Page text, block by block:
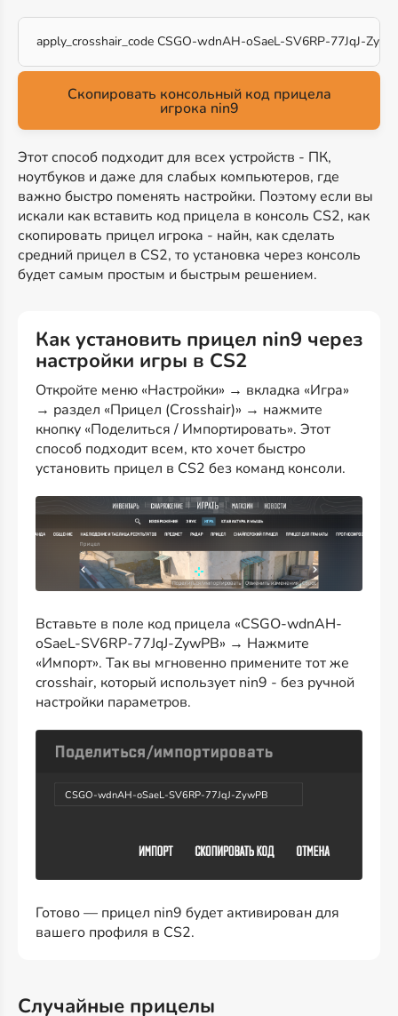
apply_crosshair_code CSGO-wdnAH-oSaeL-SV6RP-77JqJ-
Скопировать консольный код прицела
игрока nin9
Этот способ подходит для всех устройств - ПК,
ноутбуков и даже для слабых компьютеров, где
важно быстро поменять настройки. Поэтому если вы
искали как вставить код прицела в консоль CS2, как
скопировать прицел игрока - найн, как сделать
средний прицел в CS2, то установка через консоль
будет самым простым и быстрым решением.
Как установить прицел nin9 через
настройки игры в CS2
Откройте меню «Настройки» → вкладка «Игра»
→ раздел «Прицел (Crosshair)» → нажмите
кнопку «Поделиться / Импортировать». Этот
способ подходит всем, кто хочет быстро
установить прицел в CS2 без команд консоли.
Вставьте в поле код прицела «CSGO-wdnAH-
oSaeL-SV6RP-77JqJ-ZywPB» → Нажмите
«Импорт». Так вы мгновенно примените тот же
crosshair, который использует nin9 - без ручной
настройки параметров.
CSGO-wdnAH-oSaeL-SV6RP-77JqJ-ZywPB
Готово — прицел nin9 будет активирован для
вашего профиля в CS2.
Случайные прицелы